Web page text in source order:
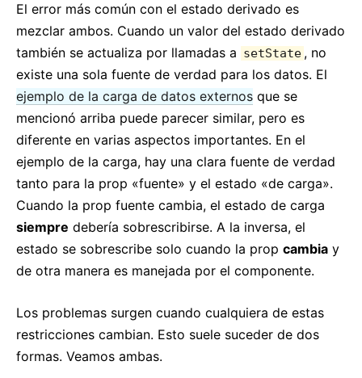
El error más común con el estado derivado es
mezclar ambos. Cuando un valor del estado derivado
también se actualiza por llamadas a setState , no
existe una sola fuente de verdad para los datos. El
ejemplo de la carga de datos externos que se
mencionó arriba puede parecer similar, pero es
diferente en varias aspectos importantes. En el
ejemplo de la carga, hay una clara fuente de verdad
tanto para la prop «fuente» y el estado «de carga».
Cuando la prop fuente cambia, el estado de carga
siempre debería sobrescribirse. A la inversa, el
estado se sobrescribe solo cuando la prop cambia y
de otra manera es manejada por el componente.
Los problemas surgen cuando cualquiera de estas
restricciones cambian. Esto suele suceder de dos
formas. Veamos ambas.